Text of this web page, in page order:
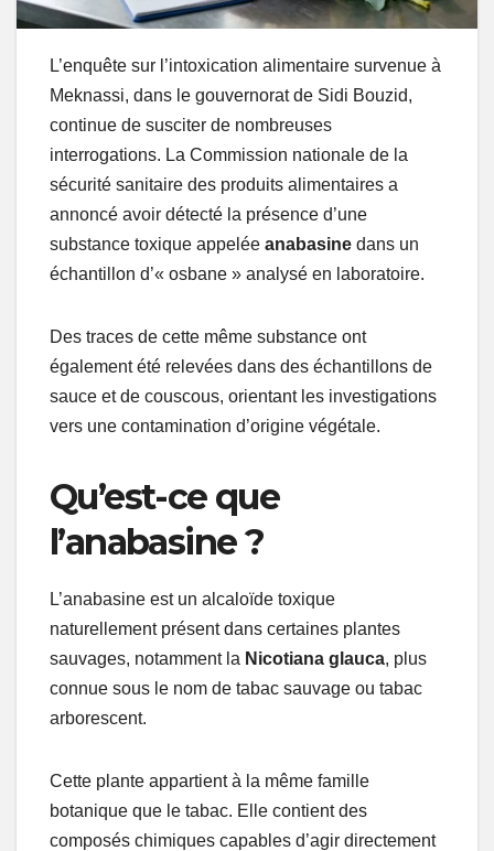
L’enquête sur l’intoxication alimentaire survenue à
Meknassi, dans le gouvernorat de Sidi Bouzid,
continue de susciter de nombreuses
interrogations. La Commission nationale de la
sécurité sanitaire des produits alimentaires a
annoncé avoir détecté la présence d’une
substance toxique appelée anabasine dans un
échantillon d’« osbane » analysé en laboratoire.
Des traces de cette même substance ont
également été relevées dans des échantillons de
sauce et de couscous, orientant les investigations
vers une contamination d’origine végétale.
Qu’est-ce que
l’anabasine ?
L’anabasine est un alcaloïde toxique
naturellement présent dans certaines plantes
sauvages, notamment la Nicotiana glauca, plus
connue sous le nom de tabac sauvage ou tabac
arborescent.
Cette plante appartient à la même famille
botanique que le tabac. Elle contient des
composés chimiques capables d’agir directement